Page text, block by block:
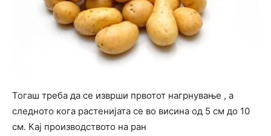
Тогаш треба да се изврши првотот нагрнување , а
следното кога растенијата се во висина од 5 см до 10
см. Кај производството на ран